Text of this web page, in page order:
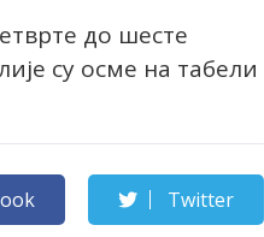
до шесте
су осме на табели
Twitter